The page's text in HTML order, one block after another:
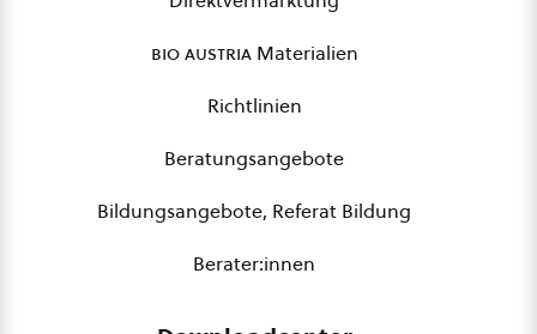
bio austriaMaterialien
Richtlinien
Beratungsangebote
Bildungsangebote, Referat Bildung
Berater:innen